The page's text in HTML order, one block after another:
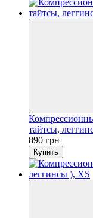
тайтсы,
890 грн
Купить